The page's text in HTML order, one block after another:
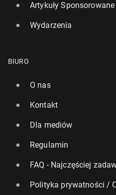
Artykuły Sponsorowane
Wydarzenia
BIURO
O nas
Kontakt
Dla mediów
Regulamin
FAQ - Najczęściej
Polityka prywatności /